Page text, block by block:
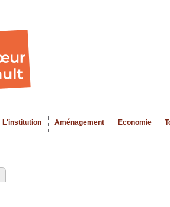
L'institution Aménagement Economie